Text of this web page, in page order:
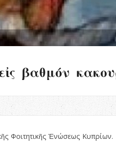
βαθμόν
Φοιτητικῆς Ἑνώσεως Κυπρίων.